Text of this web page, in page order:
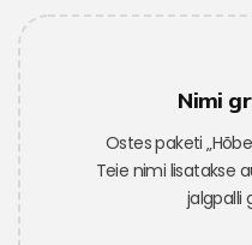
Nimi
Ostes paketi
Teie nimi lisatakse
jalgpalli